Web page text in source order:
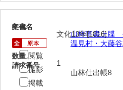
遊行上人通路一件
測量方書上
8
文書名
山林事書上牒
温見村・大藤
請求番号
山林仕出帳8
年代
文化13年[1816]
数量
1
閲覧
撮影
掲載